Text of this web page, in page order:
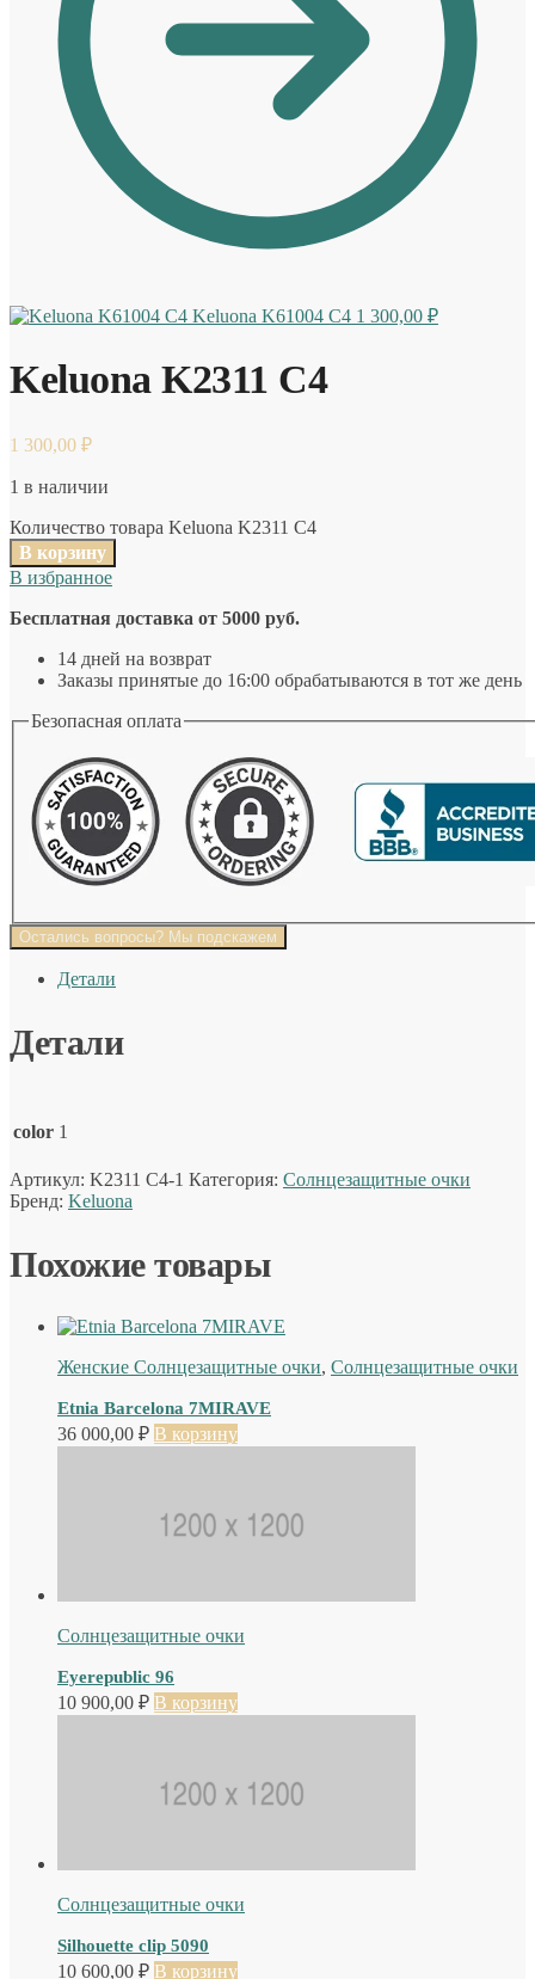
Keluona K61004 C4 1 300,00 ₽
Keluona K2311 C4
1 300,00 ₽
1 в наличии
Количество товара Keluona K2311 C4
В корзину
В избранное
Бесплатная доставка от 5000 руб.
14 дней на возврат
Заказы принятые до 16:00 обрабатываются в тот же день
Безопасная оплата
Остались вопросы? Мы подскажем
Детали
Детали
color 1
Артикул: K2311 C4-1 Категория: Солнцезащитные очки
Бренд: Keluona
Похожие товары
Женские Солнцезащитные очки, Солнцезащитные очки
Etnia Barcelona 7MIRAVE
36 000,00 ₽ В корзину
Солнцезащитные очки
Eyerepublic 96
10 900,00 ₽ В корзину
Солнцезащитные очки
Silhouette clip 5090
10 600,00 ₽ В корзину